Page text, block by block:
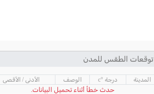
توقعات الطقس للمدن
المدينة درجة °c الوصف الأدنى / الأقصى
حدث خطأ أثناء تحميل البيانات.